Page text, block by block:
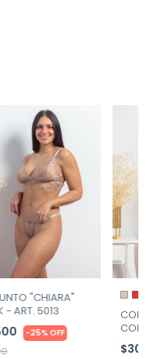
"CHIARA"
- ART. 5013
-25% OFF
ALIS